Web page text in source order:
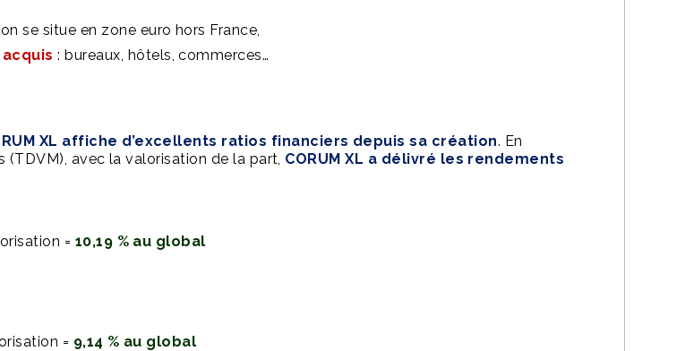
se situe en zone euro hors France,
: bureaux, hôtels, commerces…
XL affiche d’excellents ratios financiers depuis sa création. En
(TDVM), avec la valorisation de la part, CORUM XL a délivré les rendements
= 10,19 % au global
= 9,14 % au global